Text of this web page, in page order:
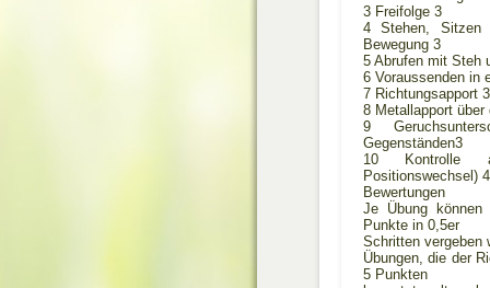
3 Freifolge 3
4 Stehen,
Bewegung 3
5 Abrufen mit Steh
6 Voraussenden in
7 Richtungsapport 3
8 Metallapport über
9
Gegenständen3
10 Kontrolle
Positionswechsel) 4
Bewertungen
Je Übung
Punkte in 0,5er
Schritten vergeben
Übungen, die der
5 Punkten